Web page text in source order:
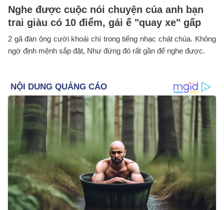
Nghe được cuộc nói chuyện của anh bạn
trai giàu có 10 điểm, gái ế "quay xe" gấp
2 gã đàn ông cười khoái chí trong tiếng nhạc chát chúa. Không
ngờ định mệnh sắp đặt, Như đứng đó rất gần để nghe được.